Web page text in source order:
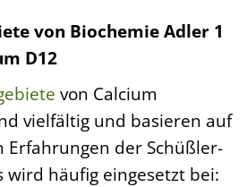
von Biochemie Adler 1
D12
von Calcium
vielfältig und basieren auf
der Schüßler-
wird häufig eingesetzt bei: